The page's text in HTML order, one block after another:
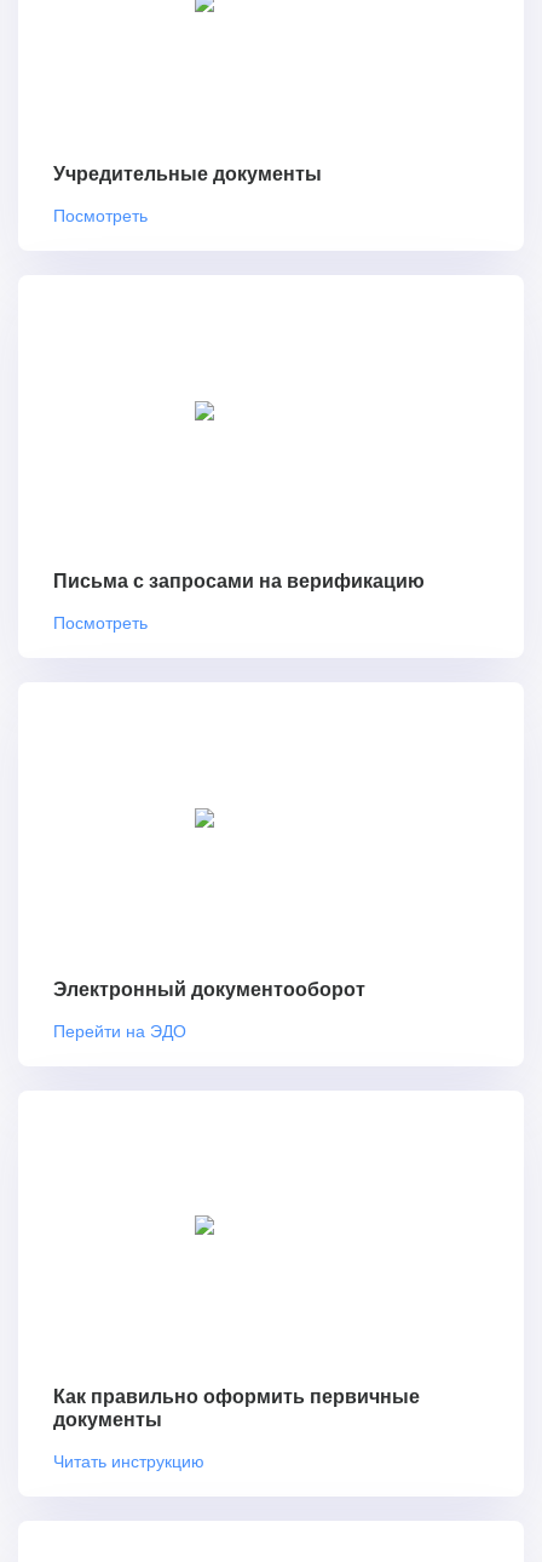
Учредительные документы
Посмотреть
Письма с запросами на верификацию
Посмотреть
Электронный документооборот
Перейти на ЭДО
Как правильно оформить первичные
документы
Читать инструкцию